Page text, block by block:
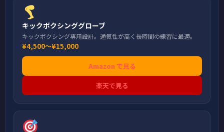
キックボクシンググローブ
キックボクシング専用設計。通気性が高く長時間の練習に最適。
¥4,500〜¥15,000
Amazon で見る
楽天で見る